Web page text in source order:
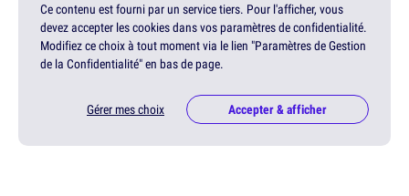
Ce contenu est fourni par un service tiers. Pour l'afficher, vous
devez accepter les cookies dans vos paramètres de confidentialité.
Modifiez ce choix à tout moment via le lien "Paramètres de Gestion
de la Confidentialité" en bas de page.
Gérer mes choix Accepter & afficher